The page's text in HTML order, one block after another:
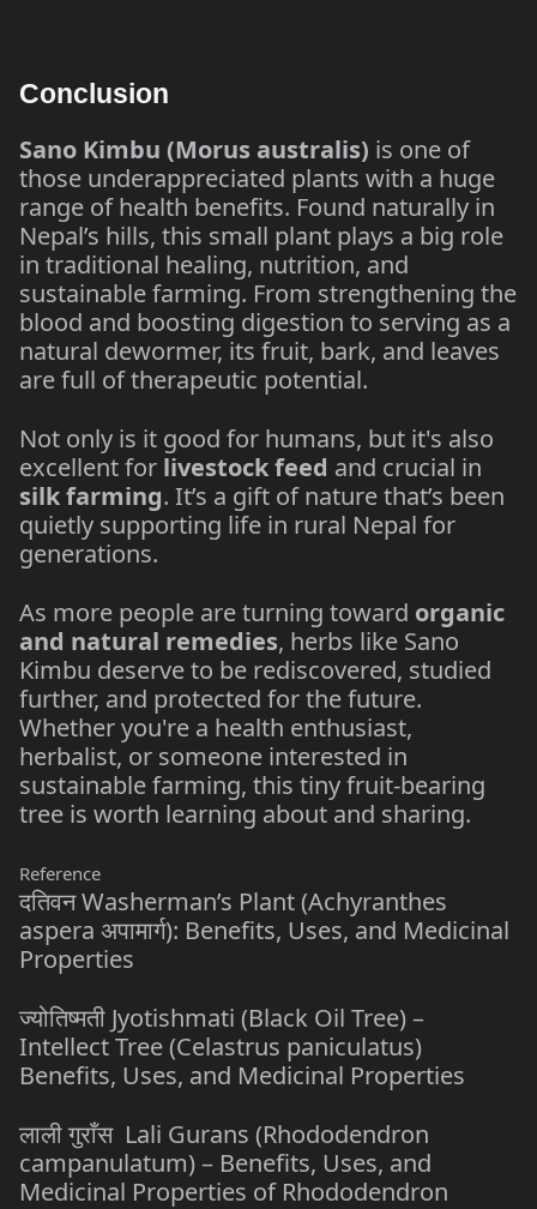
Conclusion
Sano Kimbu (Morus australis) is one of
those underappreciated plants with a huge
range of health benefits. Found naturally in
Nepal’s hills, this small plant plays a big role
in traditional healing, nutrition, and
sustainable farming. From strengthening the
blood and boosting digestion to serving as a
natural dewormer, its fruit, bark, and leaves
are full of therapeutic potential.
Not only is it good for humans, but it's also
excellent for livestock feed and crucial in
silk farming. It’s a gift of nature that’s been
quietly supporting life in rural Nepal for
generations.
As more people are turning toward organic
and natural remedies, herbs like Sano
Kimbu deserve to be rediscovered, studied
further, and protected for the future.
Whether you're a health enthusiast,
herbalist, or someone interested in
sustainable farming, this tiny fruit-bearing
tree is worth learning about and sharing.
Reference
दतिवन Washerman’s Plant (Achyranthes
aspera अपामार्ग): Benefits, Uses, and Medicinal
Properties
ज्योतिष्मती Jyotishmati (Black Oil Tree) –
Intellect Tree (Celastrus paniculatus)
Benefits, Uses, and Medicinal Properties
लाली गुराँस Lali Gurans (Rhododendron
campanulatum) – Benefits, Uses, and
Medicinal Properties of Rhododendron